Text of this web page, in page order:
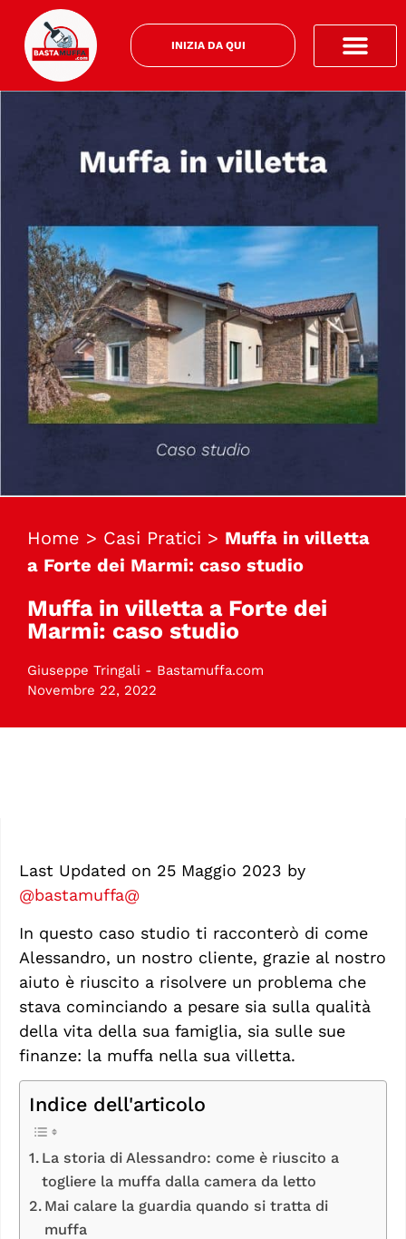
INIZIA DA QUI
Home > Casi Pratici > Muffa in villetta
a Forte dei Marmi: caso studio
Muffa in villetta a Forte dei
Marmi: caso studio
Giuseppe Tringali - Bastamuffa.com
Novembre 22, 2022
Last Updated on 25 Maggio 2023 by
@bastamuffa@
In questo caso studio ti racconterò di come
Alessandro, un nostro cliente, grazie al nostro
aiuto è riuscito a risolvere un problema che
stava cominciando a pesare sia sulla qualità
della vita della sua famiglia, sia sulle sue
finanze: la muffa nella sua villetta.
Indice dell'articolo
La storia di Alessandro: come è riuscito a
togliere la muffa dalla camera da letto
Mai calare la guardia quando si tratta di
muffa